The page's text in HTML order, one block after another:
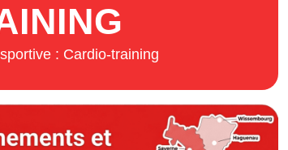
: Cardio-training